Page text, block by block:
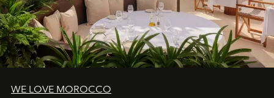
WE LOVE MOROCCO